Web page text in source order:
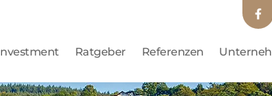
Ratgeber Referenzen